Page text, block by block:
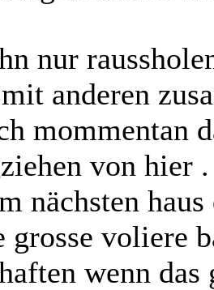
nur
anderen
mommentan
von hier .
nächsten
grosse voliere
wenn das